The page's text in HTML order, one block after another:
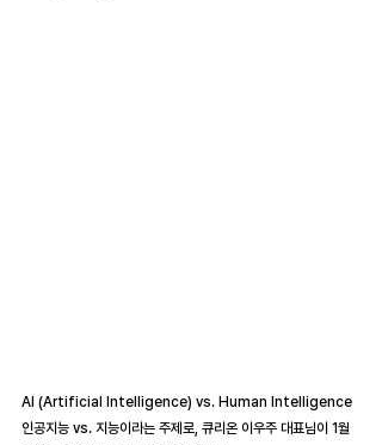
AI (Artificial Intelligence) vs. Human Intelligence
인공지능 vs. 지능이라는 주제로, 큐리온 이우주 대표님이 1월